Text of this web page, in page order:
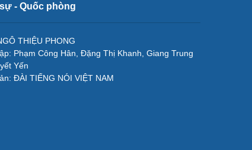
- Quốc phòng
THIỆU PHONG
Phạm Công Hân, Đặng Thị Khanh, Giang Trung
Yến
ĐÀI TIẾNG NÓI VIỆT NAM